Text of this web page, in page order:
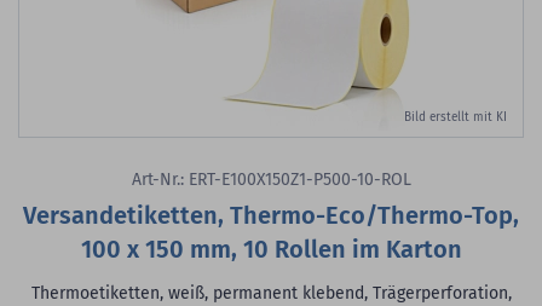
Bild erstellt mit KI
Art-Nr.: ERT-E100X150Z1-P500-10-ROL
Versandetiketten, Thermo-Eco/Thermo-Top,
100 x 150 mm, 10 Rollen im Karton
Thermoetiketten, weiß, permanent klebend, Trägerperforation,